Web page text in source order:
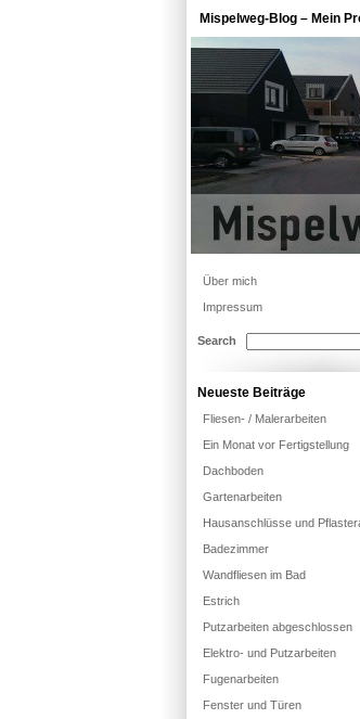
Mispelweg-Blog – Mein
Über mich
Impressum
Search
Neueste Beiträge
Fliesen- / Malerarbeiten
Ein Monat vor Fertigstellung
Dachboden
Gartenarbeiten
Hausanschlüsse und
Badezimmer
Wandfliesen im Bad
Estrich
Putzarbeiten abgeschlossen
Elektro- und Putzarbeiten
Fugenarbeiten
Fenster und Türen